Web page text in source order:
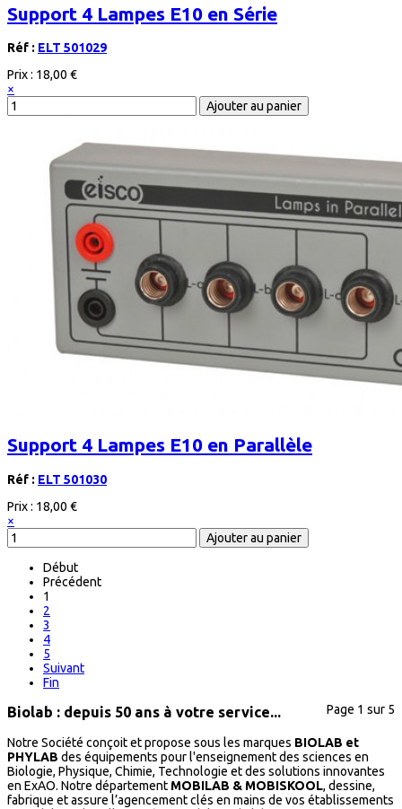
Support 4 Lampes E10 en Série
Réf : ELT 501029
Prix : 18,00 €
×
Support 4 Lampes E10 en Parallèle
Réf : ELT 501030
Prix : 18,00 €
×
Début
Précédent
1
2
3
4
5
Suivant
Fin
Page 1 sur 5
Biolab : depuis 50 ans à votre service...
Notre Société conçoit et propose sous les marques BIOLAB et
PHYLAB des équipements pour l'enseignement des sciences en
Biologie, Physique, Chimie, Technologie et des solutions innovantes
en ExAO. Notre département MOBILAB & MOBISKOOL, dessine,
fabrique et assure l’agencement clés en mains de vos établissements